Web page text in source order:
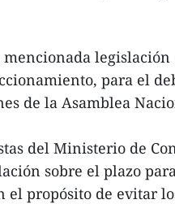
para el
de la Asamblea
del Ministerio de
sobre el plazo
el propósito de evitar